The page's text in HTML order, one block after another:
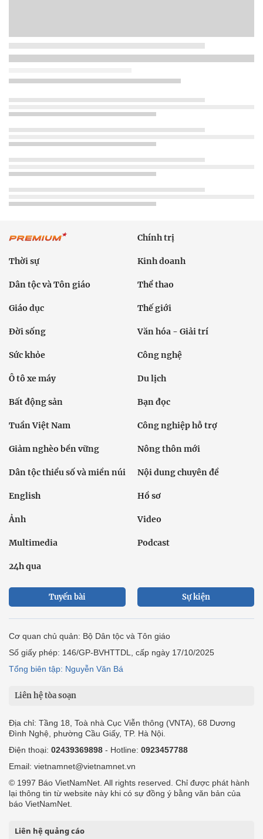
Chính trị
Thời sự Kinh doanh
Dân tộc và Tôn giáo Thể thao
Giáo dục Thế giới
Đời sống Văn hóa - Giải trí
Sức khỏe Công nghệ
Ô tô xe máy Du lịch
Bất động sản Bạn đọc
Tuần Việt Nam Công nghiệp hỗ trợ
Giảm nghèo bền vững Nông thôn mới
Dân tộc thiểu số và miền núi Nội dung chuyên đề
English Hồ sơ
Ảnh Video
Multimedia Podcast
24h qua
Tuyến bài Sự kiện
Cơ quan chủ quản: Bộ Dân tộc và Tôn giáo
Số giấy phép: 146/GP-BVHTTDL, cấp ngày 17/10/2025
Tổng biên tập: Nguyễn Văn Bá
Liên hệ tòa soạn
Địa chỉ: Tầng 18, Toà nhà Cục Viễn thông (VNTA), 68 Dương
Đình Nghệ, phường Cầu Giấy, TP. Hà Nội.
Điện thoại: 02439369898 - Hotline: 0923457788
Email: vietnamnet@vietnamnet.vn
© 1997 Báo VietNamNet. All rights reserved. Chỉ được phát hành
lại thông tin từ website này khi có sự đồng ý bằng văn bản của
báo VietNamNet.
Liên hệ quảng cáo